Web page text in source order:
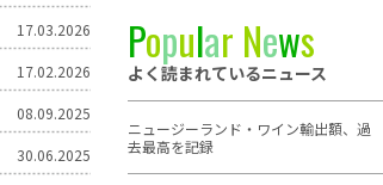
17.03.2026
17.02.2026
08.09.2025
30.06.2025
Popular News
よく読まれているニュース
ニュージーランド・ワイン輸出額、過
去最高を記録